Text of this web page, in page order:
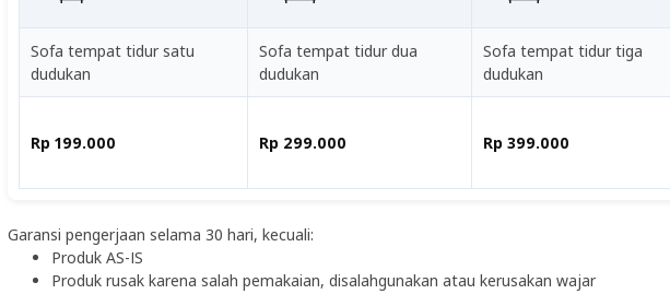
Sofa tempat tidur satu
dudukan
Sofa tempat tidur dua
dudukan
Sofa tempat tidur tiga
dudukan
Rp 199.000 Rp 299.000 Rp 399.000
Garansi pengerjaan selama 30 hari, kecuali:
Produk AS-IS
Produk rusak karena salah pemakaian, disalahgunakan atau kerusakan wajar